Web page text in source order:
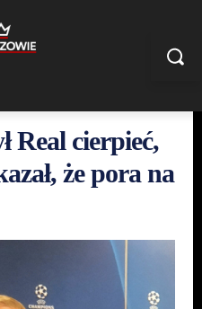
Real cierpieć,
że pora na